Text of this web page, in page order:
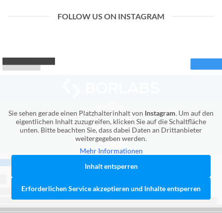
FOLLOW US ON INSTAGRAM
Sie sehen gerade einen Platzhalterinhalt von Instagram. Um auf den
eigentlichen Inhalt zuzugreifen, klicken Sie auf die Schaltfläche
unten. Bitte beachten Sie, dass dabei Daten an Drittanbieter
weitergegeben werden.
Mehr Informationen
Inhalt entsperren
Erforderlichen Service akzeptieren und Inhalte entsperren